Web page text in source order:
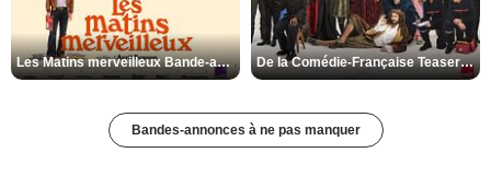
Les Matins merveilleux Bande-annonce VF De la Comédie-Française Teaser VF
Bandes-annonces à ne pas manquer